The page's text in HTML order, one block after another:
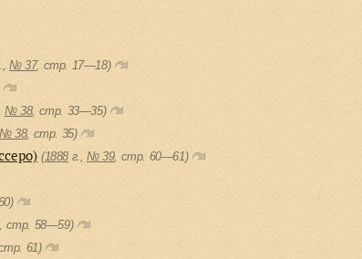
№ 37, cтр. 17—18)
№ 38, cтр. 33—35)
№ 38, cтр. 35)
(1888 г.,№ 39, cтр. 60—61)
, cтр. 58—59)
61)